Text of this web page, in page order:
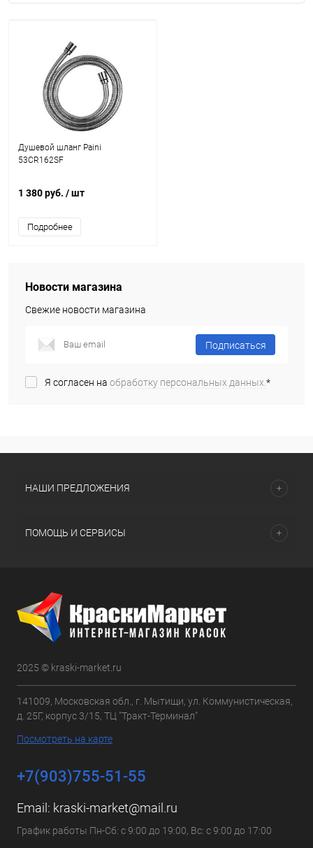
Душевой шланг Paini
53CR162SF
1 380 руб. / шт
Подробнее
Новости магазина
Свежие новости магазина
Подписаться
Я согласен на обработку персональных данных.*
НАШИ ПРЕДЛОЖЕНИЯ
ПОМОЩЬ И СЕРВИСЫ
2025 © kraski-market.ru
141009, Московская обл., г. Мытищи, ул. Коммунистическая,
д. 25Г, корпус 3/15, ТЦ "Тракт-Терминал"
Посмотреть на карте
+7(903)755-51-55
Email: kraski-market@mail.ru
График работы Пн-Сб: с 9:00 до 19:00, Вс: с 9:00 до 17:00